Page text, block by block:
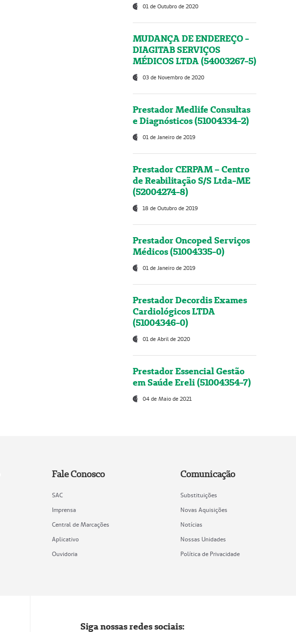
01 de Outubro de 2020
MUDANÇA DE ENDEREÇO -
DIAGITAB SERVIÇOS
MÉDICOS LTDA (54003267-5)
03 de Novembro de 2020
Prestador Medlife Consultas
e Diagnósticos (51004334-2)
01 de Janeiro de 2019
Prestador CERPAM – Centro
de Reabilitação S/S Ltda-ME
(52004274-8)
18 de Outubro de 2019
Prestador Oncoped Serviços
Médicos (51004335-0)
01 de Janeiro de 2019
Prestador Decordis Exames
Cardiológicos LTDA
(51004346-0)
01 de Abril de 2020
Prestador Essencial Gestão
em Saúde Ereli (51004354-7)
04 de Maio de 2021
Fale Conosco
SAC
Imprensa
Central de Marcações
Aplicativo
Ouvidoria
Comunicação
Substituições
Novas Aquisições
Notícias
Nossas Unidades
Política de Privacidade
Siga nossas redes sociais: